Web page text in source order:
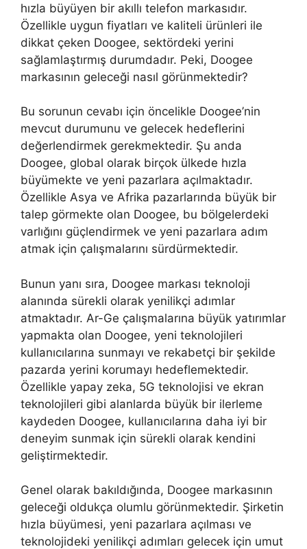
hızla büyüyen bir akıllı telefon markasıdır.
Özellikle uygun fiyatları ve kaliteli ürünleri ile
dikkat çeken Doogee, sektördeki yerini
sağlamlaştırmış durumdadır. Peki, Doogee
markasının geleceği nasıl görünmektedir?
Bu sorunun cevabı için öncelikle Doogee’nin
mevcut durumunu ve gelecek hedeflerini
değerlendirmek gerekmektedir. Şu anda
Doogee, global olarak birçok ülkede hızla
büyümekte ve yeni pazarlara açılmaktadır.
Özellikle Asya ve Afrika pazarlarında büyük bir
talep görmekte olan Doogee, bu bölgelerdeki
varlığını güçlendirmek ve yeni pazarlara adım
atmak için çalışmalarını sürdürmektedir.
Bunun yanı sıra, Doogee markası teknoloji
alanında sürekli olarak yenilikçi adımlar
atmaktadır. Ar-Ge çalışmalarına büyük yatırımlar
yapmakta olan Doogee, yeni teknolojileri
kullanıcılarına sunmayı ve rekabetçi bir şekilde
pazarda yerini korumayı hedeflemektedir.
Özellikle yapay zeka, 5G teknolojisi ve ekran
teknolojileri gibi alanlarda büyük bir ilerleme
kaydeden Doogee, kullanıcılarına daha iyi bir
deneyim sunmak için sürekli olarak kendini
geliştirmektedir.
Genel olarak bakıldığında, Doogee markasının
geleceği oldukça olumlu görünmektedir. Şirketin
hızla büyümesi, yeni pazarlara açılması ve
teknolojideki yenilikçi adımları gelecek için umut